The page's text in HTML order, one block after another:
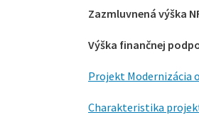
Zazmluvnená výška
Výška finančnej
Projekt Modernizácia
Charakteristika